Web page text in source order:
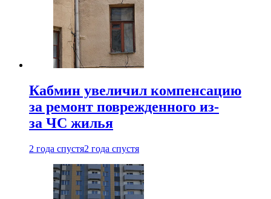
Кабмин увеличил компенсацию
за ремонт поврежденного из-
за ЧС жилья
2 года спустя2 года спустя